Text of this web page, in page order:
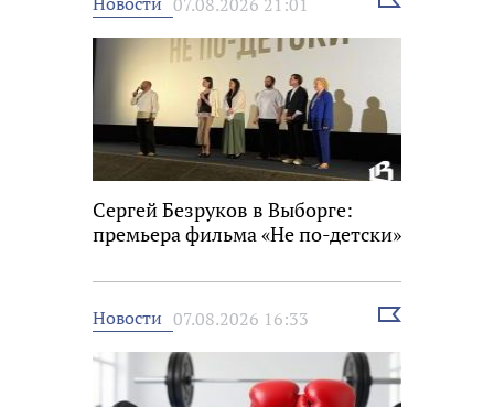
Сергей Безруков в Выборге:
премьера фильма «Не по-детски»
Новости 07.08.2026 16:33
Выбрать